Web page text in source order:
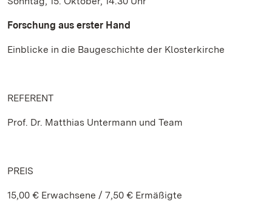
Forschung aus erster Hand
Einblicke in die Baugeschichte der Klosterkirche
REFERENT
Prof. Dr. Matthias Untermann und Team
PREIS
15,00 € Erwachsene / 7,50 € Ermäßigte